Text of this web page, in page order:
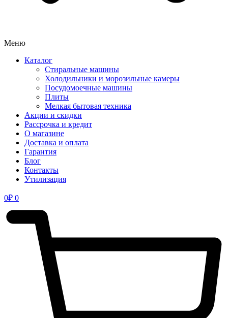
Меню
Каталог
Стиральные машины
Холодильники и морозильные камеры
Посудомоечные машины
Плиты
Мелкая бытовая техника
Акции и скидки
Рассрочка и кредит
О магазине
Доставка и оплата
Гарантия
Блог
Контакты
Утилизация
0₽ 0